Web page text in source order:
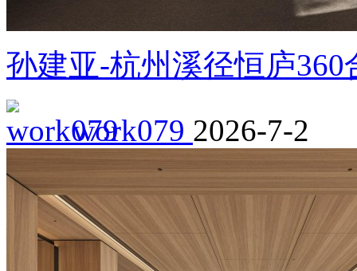
孙建亚-杭州溪径恒庐
work079 2026-7-2